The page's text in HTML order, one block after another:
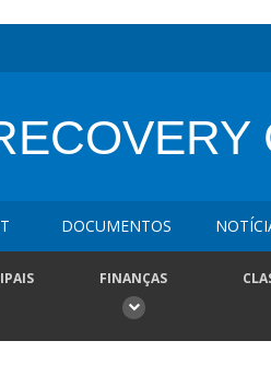
DOCUMENTOS
FINANÇAS